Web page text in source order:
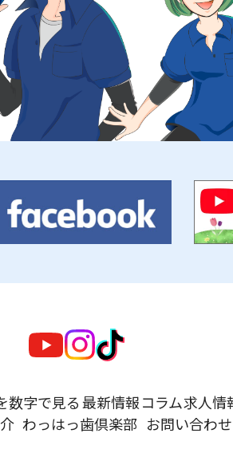
数字で見る最新情報コラム求人情
わっはっ歯倶楽部 お問い合わせ